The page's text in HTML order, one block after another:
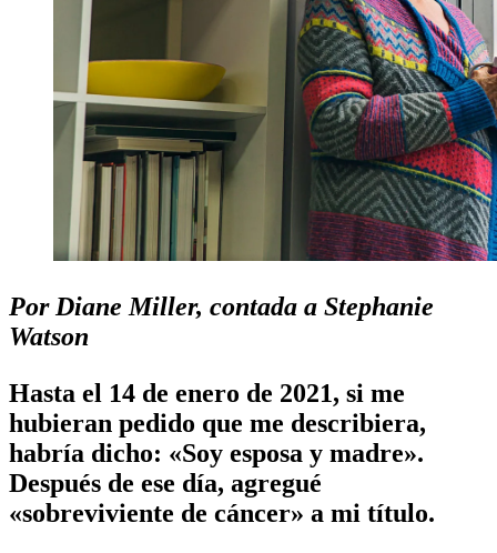
Por Diane Miller, contada a Stephanie
Watson
Hasta el 14 de enero de 2021, si me
hubieran pedido que me describiera,
habría dicho: «Soy esposa y madre».
Después de ese día, agregué
«sobreviviente de cáncer» a mi título.